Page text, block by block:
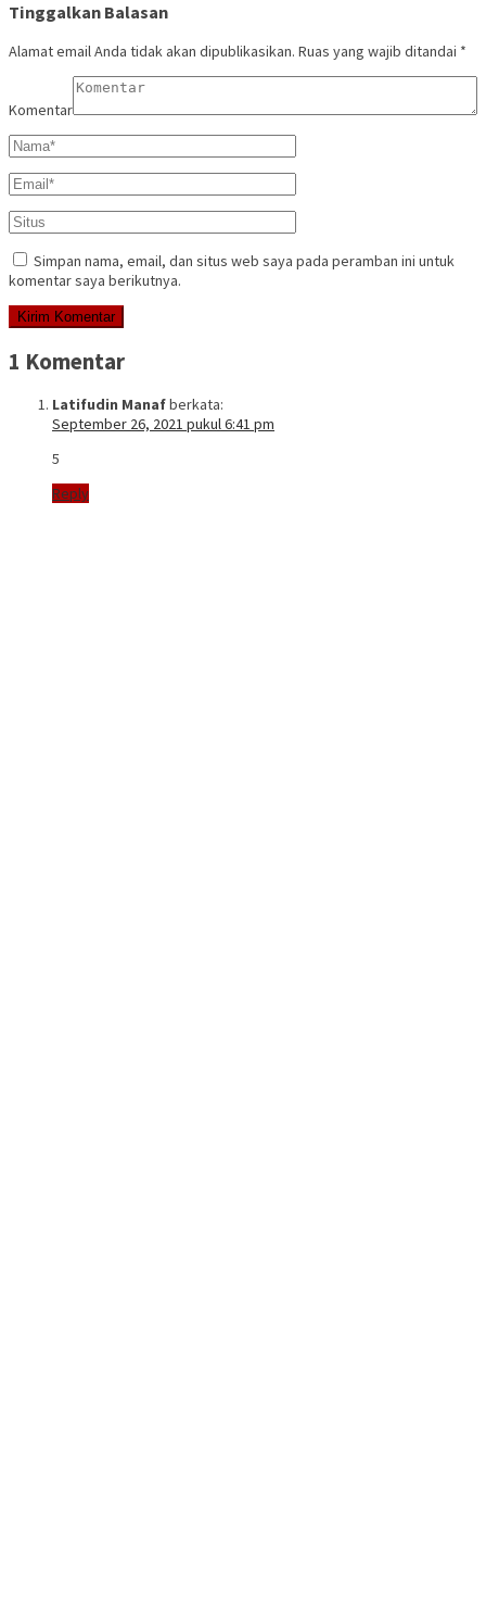
Tinggalkan Balasan
Alamat email Anda tidak akan dipublikasikan. Ruas yang wajib ditandai *
Komentar
Simpan nama, email, dan situs web saya pada peramban ini untuk
komentar saya berikutnya.
1 Komentar
Latifudin Manafberkata:
September 26, 2021 pukul 6:41 pm
5
Reply